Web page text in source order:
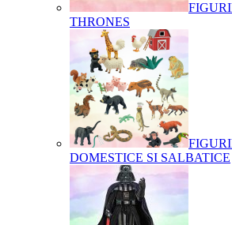
THRONES
DOMESTICE SI SALBATICE